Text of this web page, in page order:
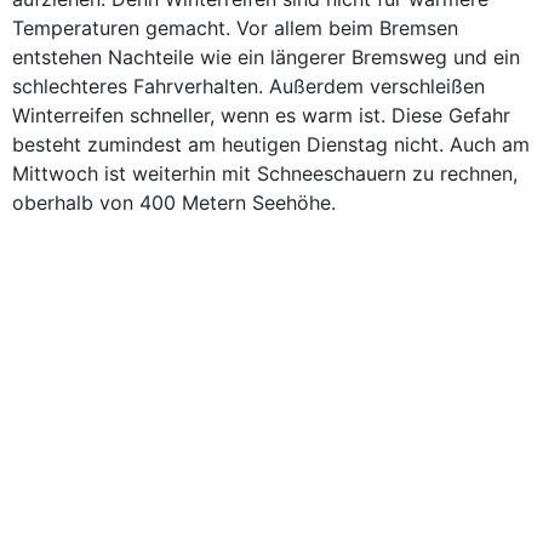
Temperaturen gemacht. Vor allem beim Bremsen
entstehen Nachteile wie ein längerer Bremsweg und ein
schlechteres Fahrverhalten. Außerdem verschleißen
Winterreifen schneller, wenn es warm ist. Diese Gefahr
besteht zumindest am heutigen Dienstag nicht. Auch am
Mittwoch ist weiterhin mit Schneeschauern zu rechnen,
oberhalb von 400 Metern Seehöhe.